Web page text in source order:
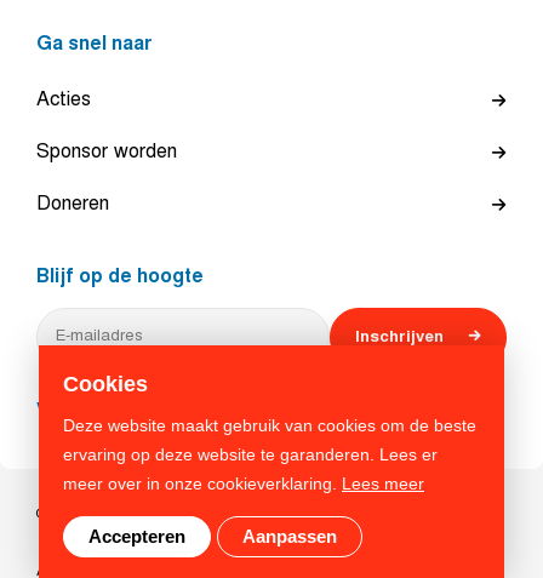
Cookies
Deze website maakt gebruik van cookies om de beste
ervaring op deze website te garanderen. Lees er
meer over in onze cookieverklaring. Lees meer
Accepteren Aanpassen
Ga snel naar
Acties
Sponsor worden
Doneren
Blijf op de hoogte
Inschrijven
Volg ons
© 2026 Veteranen Search Team. Alle rechten voorbehouden
Algemene voorwaarden